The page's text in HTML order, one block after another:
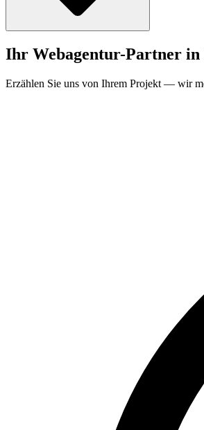
Ihr Webagentur-Partner in
Erzählen Sie uns von Ihrem Projekt — wir